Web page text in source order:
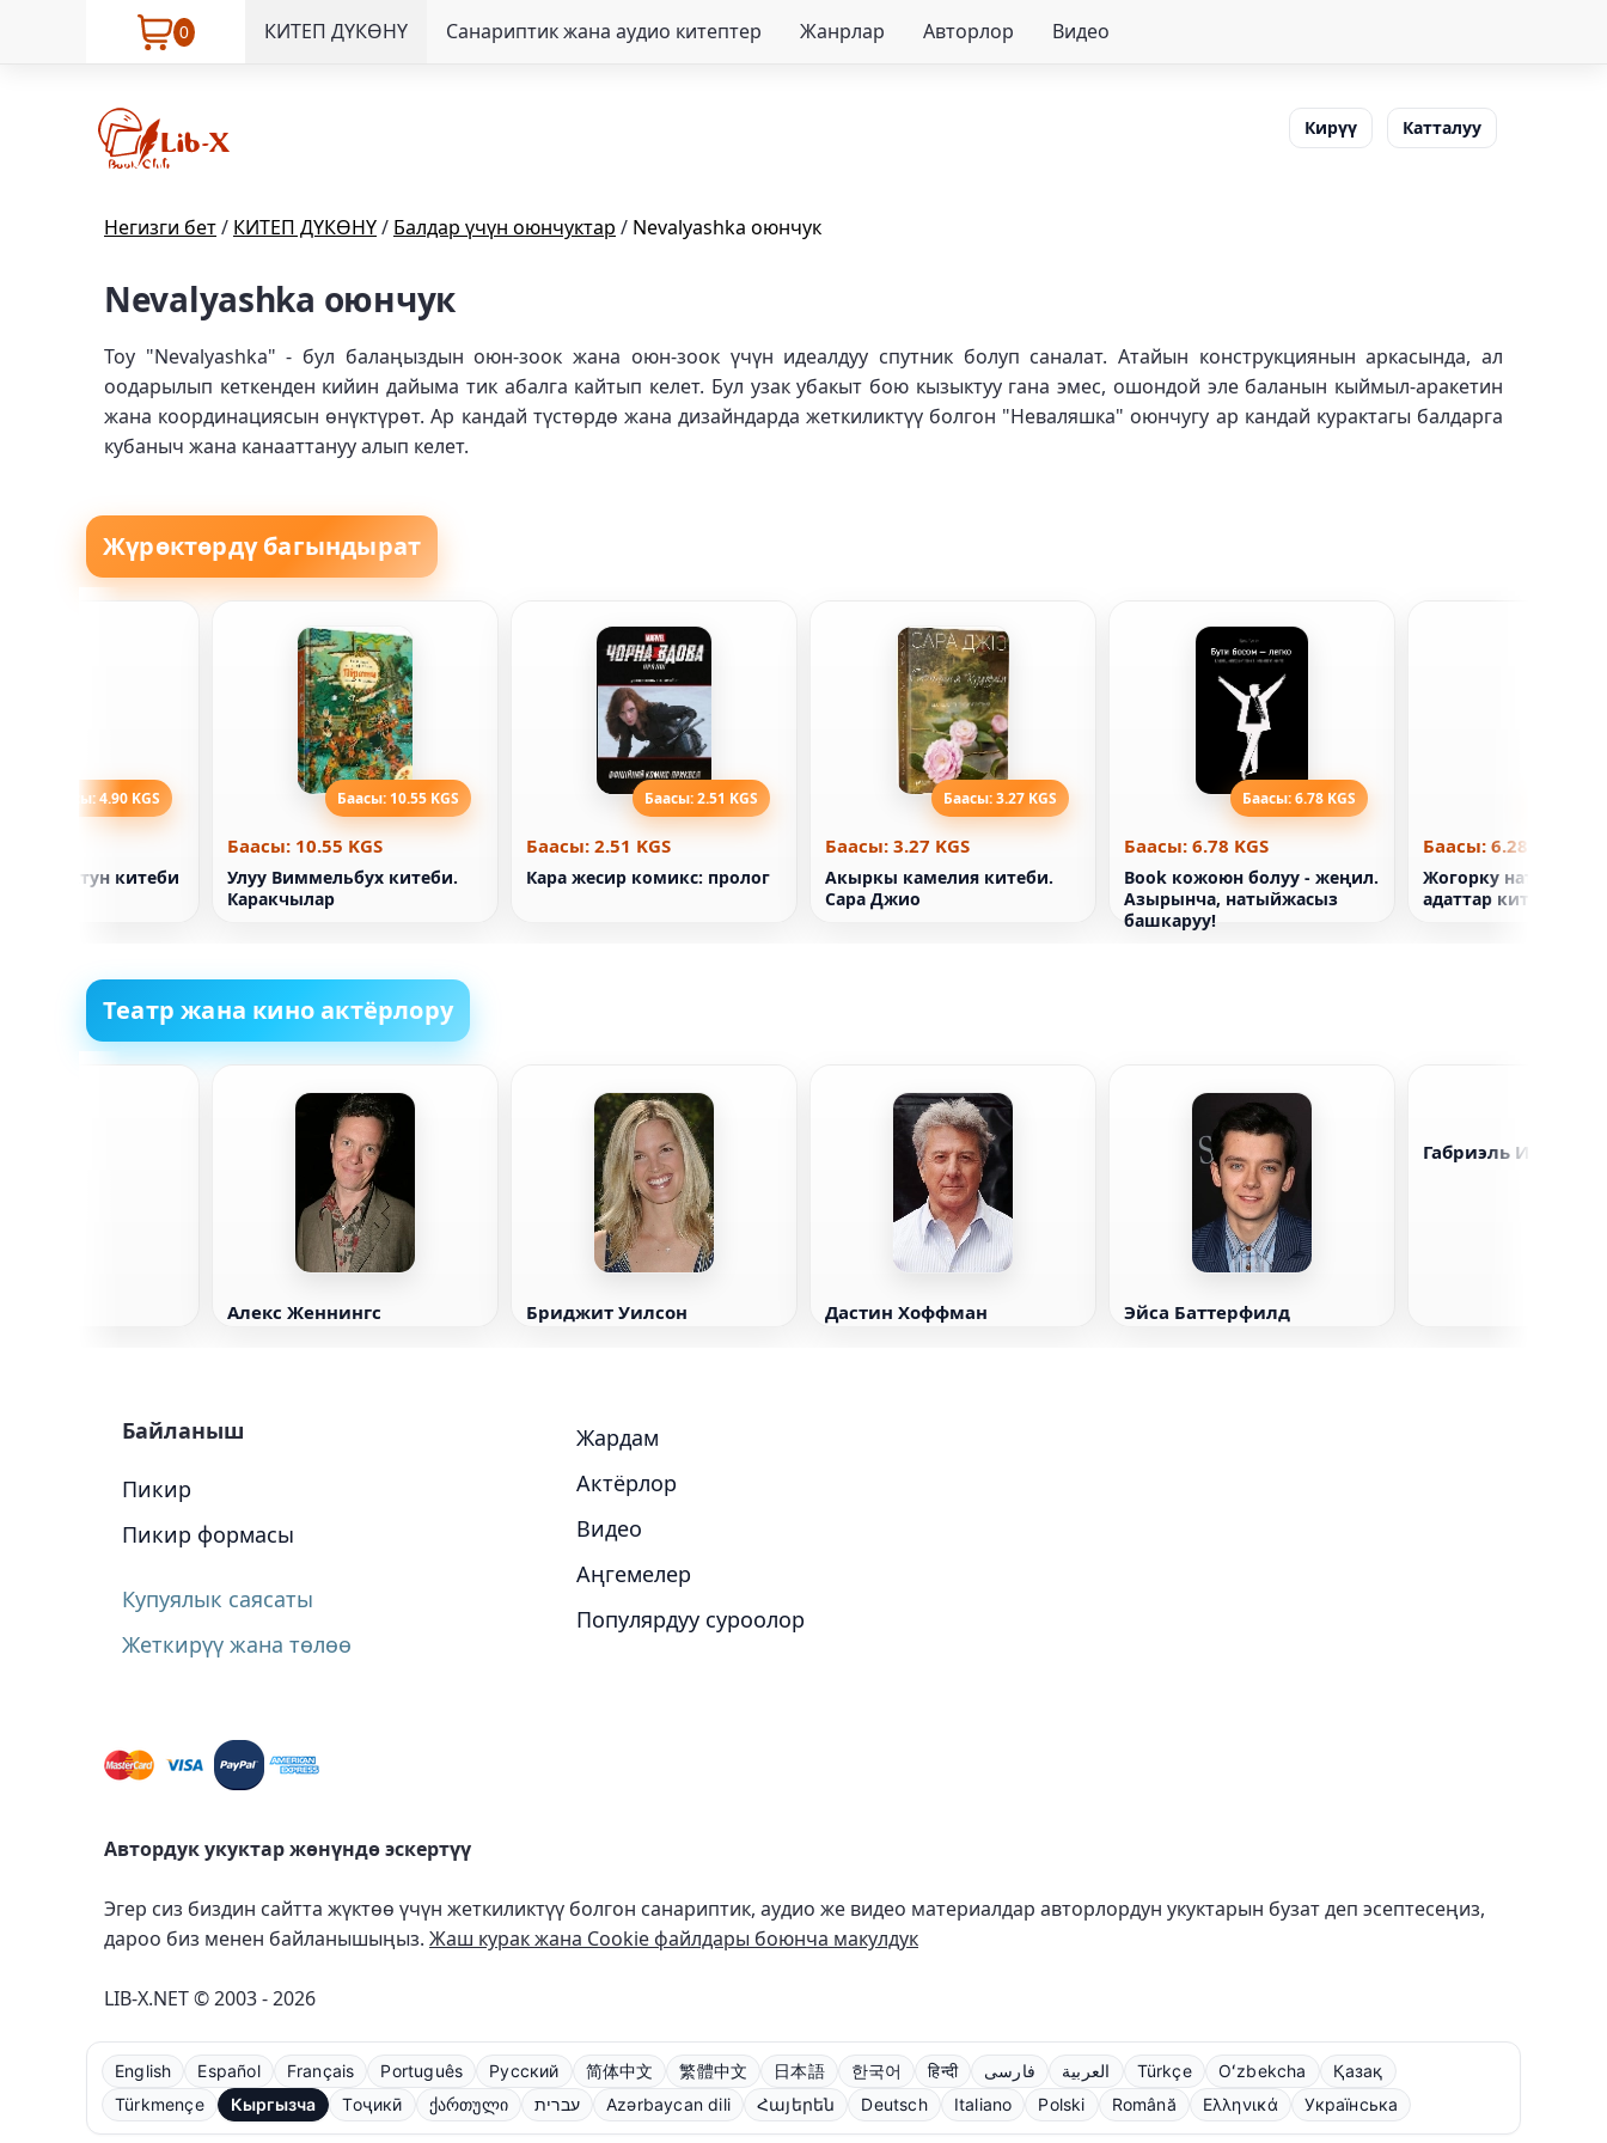
0 КИТЕП ДҮКӨНҮ Санариптик жана аудио китептер Жанрлар Авторлор Видео
Кирүү Катталуу
Негизги бет/ КИТЕП ДҮКӨНҮ/ Балдар үчүн оюнчуктар / Nevalyashka оюнчук
Nevalyashka оюнчук
Toy "Nevalyashka" - бул балаңыздын оюн-зоок жана оюн-зоок үчүн идеалдуу спутник болуп саналат. Атайын конструкциянын аркасында, ал
оодарылып кеткенден кийин дайыма тик абалга кайтып келет. Бул узак убакыт бою кызыктуу гана эмес, ошондой эле баланын кыймыл-аракетин
жана координациясын өнүктүрөт. Ар кандай түстөрдө жана дизайндарда жеткиликтүү болгон "Неваляшка" оюнчугу ар кандай курактагы балдарга
кубаныч жана канааттануу алып келет.
Жүрөктөрдү багындырат
Баасы: 4.90 KGS
Ойктун китеби
Баасы: 10.55 KGS
Баасы: 10.55 KGS
Улуу Виммельбух китеби.
Каракчылар
Баасы: 2.51 KGS
Баасы: 2.51 KGS
Кара жесир комикс: пролог
Баасы: 3.27 KGS
Баасы: 3.27 KGS
Акыркы камелия китеби.
Сара Джио
Баасы: 6.78 KGS
Баасы: 6.78 KGS
Book кожоюн болуу - жеңил.
Азырынча, натыйжасыз
башкаруу!
Баасы: 6.28 KGS
Жогорку
адаттар китеби
Театр жана кино актёрлору
Алекс Женнингс Бриджит Уилсон Дастин Хоффман Эйса Баттерфилд
Габриэль Иглесиас
Байланыш
Пикир
Пикир формасы
Купуялык саясаты
Жеткирүү жана төлөө
Жардам
Актёрлор
Видео
Аңгемелер
Популярдуу суроолор
Автордук укуктар жөнүндө эскертүү
Эгер сиз биздин сайтта жүктөө үчүн жеткиликтүү болгон санариптик, аудио же видео материалдар авторлордун укуктарын бузат деп эсептесеңиз,
дароо биз менен байланышыңыз. Жаш курак жана Cookie файлдары боюнча макулдук
LIB-X.NET © 2003 - 2026
English Español Français Português Русский 简体中文 繁體中文 日本語 한국어 हिन्दी فارسی العربية Türkçe Oʻzbekcha
Қазақ
Türkmençe
Кыргызча Тоҷикӣ ქართული עברית Azərbaycan dili Հայերեն Deutsch Italiano Polski Română Ελληνικά Українська